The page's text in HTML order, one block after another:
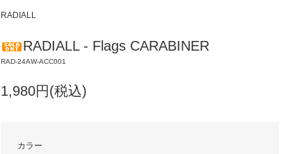
RADIALL
RADIALL - Flags CARABINER
RAD-24AW-ACC001
1,980円(税込)
カラー